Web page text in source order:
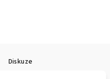
Diskuze